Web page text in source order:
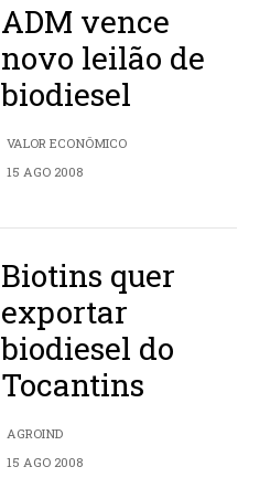
ADM vence
novo leilão de
biodiesel
VALOR ECONÔMICO
15 AGO 2008
Biotins quer
exportar
biodiesel do
Tocantins
AGROIND
15 AGO 2008